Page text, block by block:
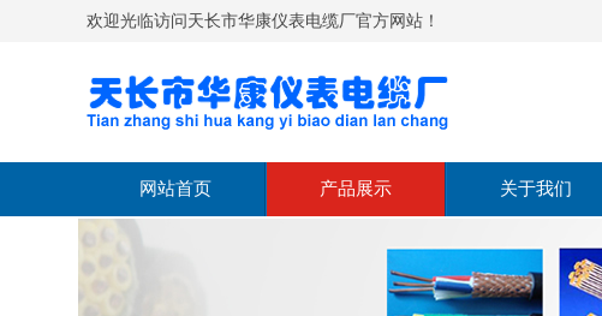
欢迎光临访问天长市华康仪表电缆厂官方网站！
网站首页 产品展示 关于我们
公司介绍